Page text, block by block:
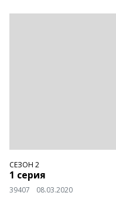
СЕЗОН 2
1 серия
39407 08.03.2020